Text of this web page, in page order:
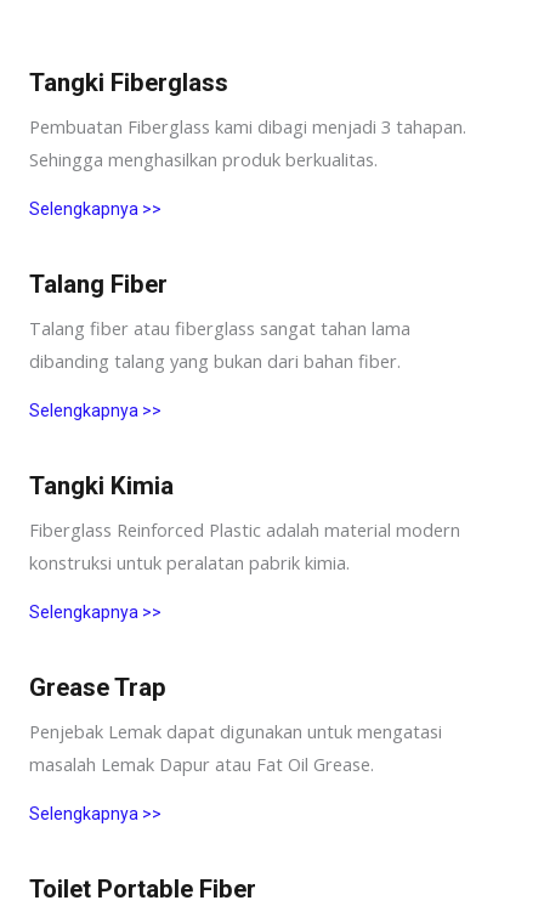
Tangki Fiberglass
Pembuatan Fiberglass kami dibagi menjadi 3 tahapan.
Sehingga menghasilkan produk berkualitas.
Selengkapnya >>
Talang Fiber
Talang fiber atau fiberglass sangat tahan lama
dibanding talang yang bukan dari bahan fiber.
Selengkapnya >>
Tangki Kimia
Fiberglass Reinforced Plastic adalah material modern
konstruksi untuk peralatan pabrik kimia.
Selengkapnya >>
Grease Trap
Penjebak Lemak dapat digunakan untuk mengatasi
masalah Lemak Dapur atau Fat Oil Grease.
Selengkapnya >>
Toilet Portable Fiber